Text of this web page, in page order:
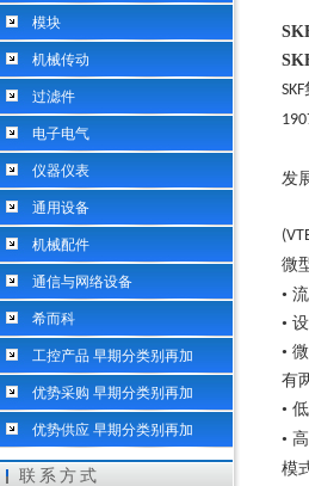
模块
机械传动
过滤件
电子电气
仪器仪表
通用设备
机械配件
通信与网络设备
希而科
工控产品 早期分类别再加
优势采购 早期分类别再加
优势供应 早期分类别再加
联系方式
SKF
发
微
•
•
•
有
•
•
模